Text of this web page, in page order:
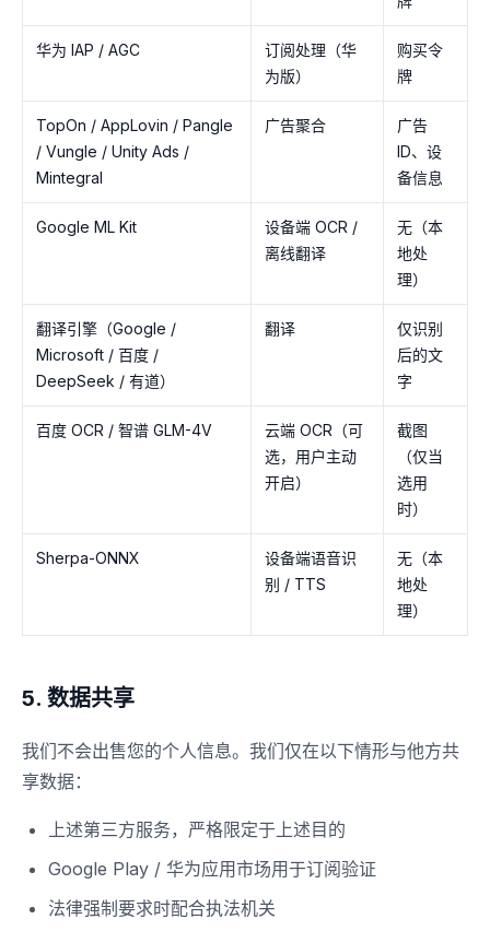
华为 IAP / AGC
订阅处理（华
为版）
购买令
牌
TopOn / AppLovin / Pangle
/ Vungle / Unity Ads /
Mintegral
广告聚合
广告
ID、设
备信息
Google ML Kit
设备端 OCR /
离线翻译
无（本
地处
理）
翻译引擎（Google /
Microsoft / 百度 /
DeepSeek / 有道）
翻译
仅识别
后的文
字
百度 OCR / 智谱 GLM-4V
云端 OCR（可
选，用户主动
开启）
截图
（仅当
选用
时）
Sherpa-ONNX
设备端语音识
别 / TTS
无（本
地处
理）
5. 数据共享
我们不会出售您的个人信息。我们仅在以下情形与他方共
享数据：
上述第三方服务，严格限定于上述目的
Google Play / 华为应用市场用于订阅验证
法律强制要求时配合执法机关